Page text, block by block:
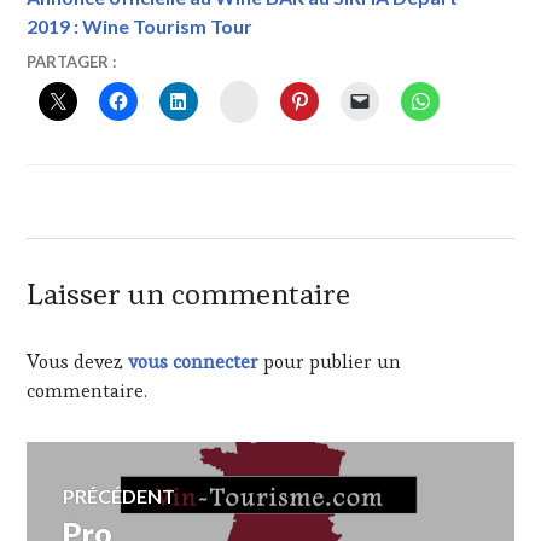
2019 : Wine Tourism Tour
13
NOVEMBRE
2017
VINTOURISME
PARTAGER :
INSTAGRAM
Laisser un commentaire
Vous devezvous connecterpour publier un
commentaire.
Navigation
PRÉCÉDENT
Article
Pro